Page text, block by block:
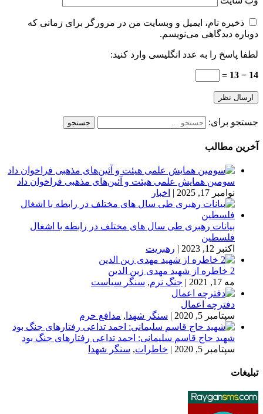
ذخیره نام، ایمیل و وبسایت من در مرورگر برای زمانی که
دوباره دیدگاهی می‌نویسم.
لطفا پاسخ را به عدد انگلیسی وارد کنید:
14 − 13 =
جستجو برای:
آخرین مطالب
سومین همایش علمی هیئت و آئین‌های مذهبی فراخوان داد
نوامبر 17, 2025
| اخبار
بیانات رهبری طی سال های مختلف در رابطه با اشغال
فلسطین
اکتبر 12, 2023
| رهبریت
2 خاطره از شهید مهدی زین الدین
مه 17, 2021
| جنگ نرم, سنگر سیاست
دفترچه اعمال
سپتامبر 5, 2020
| سنگر شهدا , مدافع حرم
شهید حاج قاسم سلیمانی: احمد تداعی رفتارهای جنگ بود
سپتامبر 5, 2020
| خاطرات, سنگر شهدا
تبلیغات